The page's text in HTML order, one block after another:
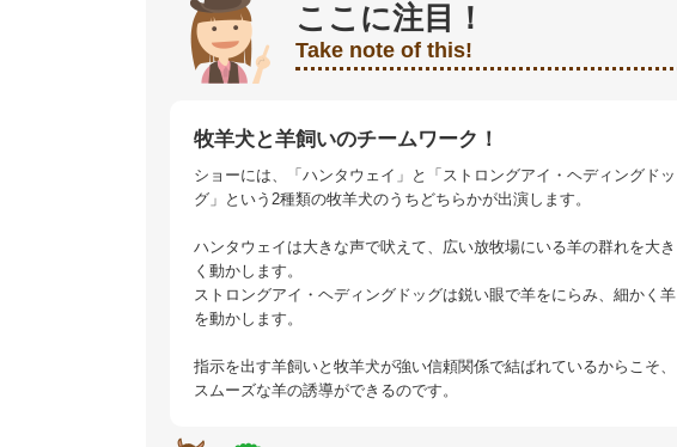
ここに注目！
Take note of this!
牧羊犬と羊飼いのチームワーク！
ショーには、「ハンタウェイ」と「ストロングアイ・ヘディングドッ
グ」という2種類の牧羊犬のうちどちらかが出演します。
ハンタウェイは大きな声で吠えて、広い放牧場にいる羊の群れを大き
く動かします。
ストロングアイ・ヘディングドッグは鋭い眼で羊をにらみ、細かく羊
を動かします。
指示を出す羊飼いと牧羊犬が強い信頼関係で結ばれているからこそ、
スムーズな羊の誘導ができるのです。